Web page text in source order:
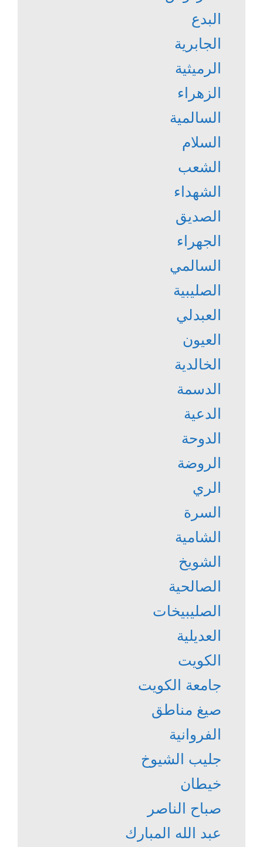
البدع
الجابرية
الرميثية
الزهراء
السالمية
السلام
الشعب
الشهداء
الصديق
الجهراء
السالمي
الصليبية
العبدلي
العيون
الخالدية
الدسمة
الدعية
الدوحة
الروضة
الري
السرة
الشامية
الشويخ
الصالحية
الصليبيخات
العديلية
الكويت
جامعة الكويت
صيغ مناطق
الفروانية
جليب الشيوخ
خيطان
صباح الناصر
عبد الله المبارك